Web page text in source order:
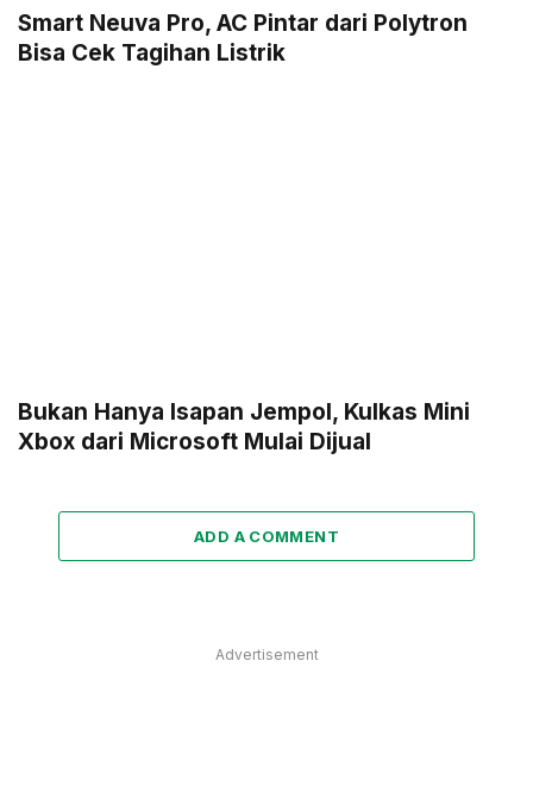
Smart Neuva Pro, AC Pintar dari Polytron
Bisa Cek Tagihan Listrik
Bukan Hanya Isapan Jempol, Kulkas Mini
Xbox dari Microsoft Mulai Dijual
ADD A COMMENT
Advertisement